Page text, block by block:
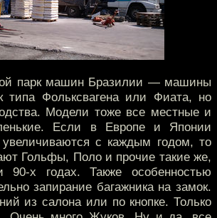
парк машин Бразилии — машины
типа Фольксвагена или Фиата, но
Модели тоже все местные и
Если в Европе и Японии
с каждым годом, то
Гольфы, Поло и прочие такие же,
х годах. Также особенностью
запирание багажника на замок.
из салона или по кнопке. Только